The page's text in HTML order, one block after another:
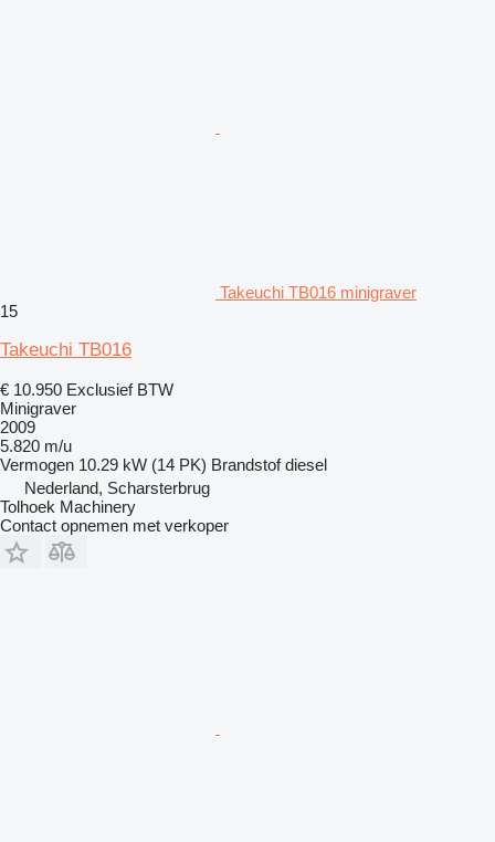
Takeuchi TB016 minigraver
15
Takeuchi TB016
€ 10.950 Exclusief BTW
Minigraver
2009
5.820 m/u
Vermogen 10.29 kW (14 PK) Brandstof diesel
Nederland, Scharsterbrug
Tolhoek Machinery
Contact opnemen met verkoper